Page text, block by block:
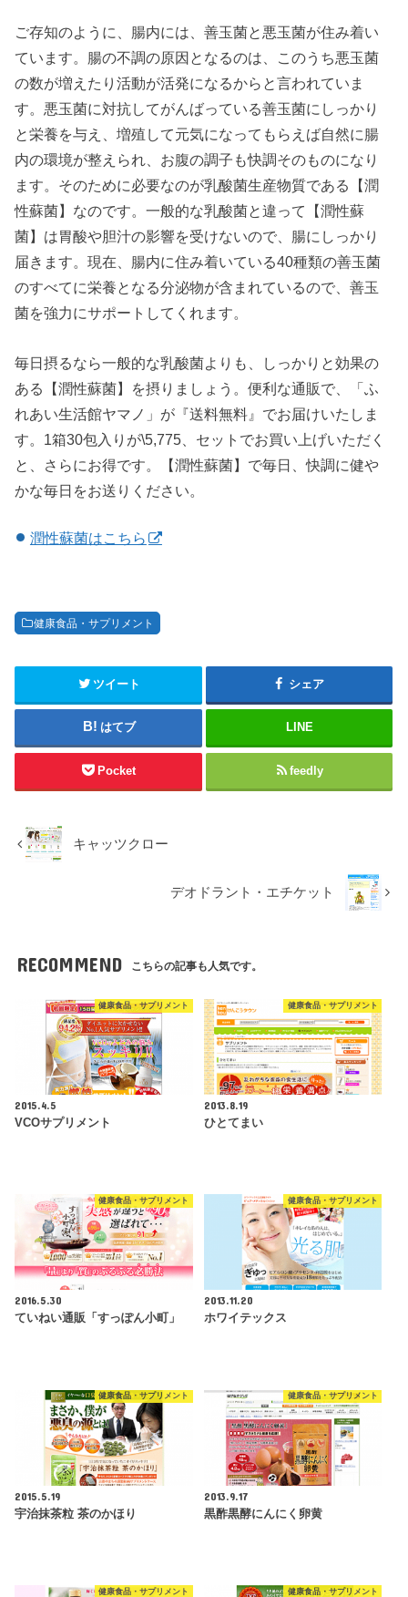
ご存知のように、腸内には、善玉菌と悪玉菌が住み着い
ています。腸の不調の原因となるのは、このうち悪玉菌
の数が増えたり活動が活発になるからと言われていま
す。悪玉菌に対抗してがんばっている善玉菌にしっかり
と栄養を与え、増殖して元気になってもらえば自然に腸
内の環境が整えられ、お腹の調子も快調そのものになり
ます。そのために必要なのが乳酸菌生産物質である【潤
性蘇菌】なのです。一般的な乳酸菌と違って【潤性蘇
菌】は胃酸や胆汁の影響を受けないので、腸にしっかり
届きます。現在、腸内に住み着いている40種類の善玉菌
のすべてに栄養となる分泌物が含まれているので、善玉
菌を強力にサポートしてくれます。
毎日摂るなら一般的な乳酸菌よりも、しっかりと効果の
ある【潤性蘇菌】を摂りましょう。便利な通販で、「ふ
れあい生活館ヤマノ」が『送料無料』でお届けいたしま
す。1箱30包入りが\5,775、セットでお買い上げいただく
と、さらにお得です。【潤性蘇菌】で毎日、快調に健や
かな毎日をお送りください。
潤性蘇菌はこちら
健康食品・サプリメント
ツイート シェア
はてブ LINE
Pocket feedly
キャッツクロー
デオドラント・エチケット
RECOMMEND こちらの記事も人気です。
健康食品・サプリメント
2015.4.5
VCOサプリメント
健康食品・サプリメント
2013.8.19
ひとてまい
健康食品・サプリメント
2016.5.30
ていねい通販「すっぽん小町」
健康食品・サプリメント
2013.11.20
ホワイテックス
健康食品・サプリメント
2015.5.19
宇治抹茶粒 茶のかほり
健康食品・サプリメント
2013.9.17
黒酢黒酵にんにく卵黄
健康食品・サプリメント 健康食品・サプリメント